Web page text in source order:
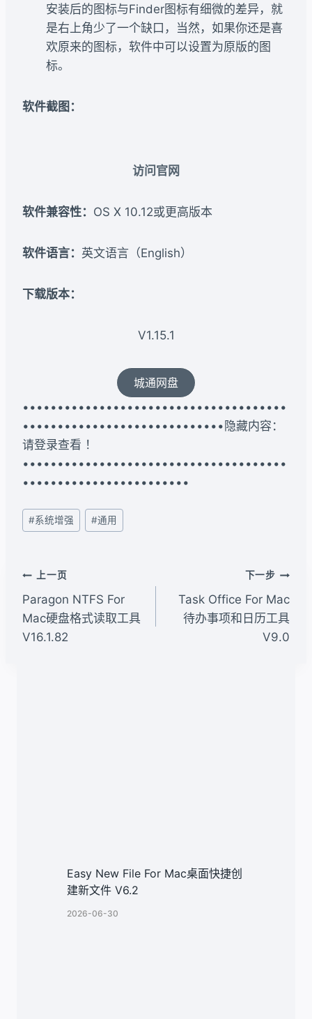
安装后的图标与Finder图标有细微的差异，就
是右上角少了一个缺口，当然，如果你还是喜
欢原来的图标，软件中可以设置为原版的图
标。
软件截图：
访问官网
软件兼容性： OS X 10.12或更高版本
软件语言： 英文语言（English）
下载版本：
V1.15.1
城通网盘
••••••••••••••••••••••••••••••••••••••
•••••••••••••••••••••••••••••隐藏内容：
请登录查看 ！
••••••••••••••••••••••••••••••••••••••
••••••••••••••••••••••••
文
章
签：
#系统增强 #通用
文
章
导
航
上一页
Paragon NTFS For
Mac硬盘格式读取工具
V16.1.82
下一步
Task Office For Mac
待办事项和日历工具
V9.0
Easy New File For Mac桌面快捷创
建新文件 V6.2
2026-06-30